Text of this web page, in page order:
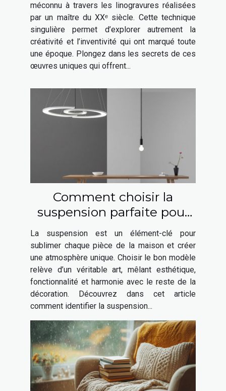
méconnu à travers les linogravures réalisées
par un maître du XXᵉ siècle. Cette technique
singulière permet d’explorer autrement la
créativité et l’inventivité qui ont marqué toute
une époque. Plongez dans les secrets de ces
œuvres uniques qui offrent...
Comment choisir la
suspension parfaite pour
chaque espace de votre
maison ?
La suspension est un élément-clé pour
sublimer chaque pièce de la maison et créer
une atmosphère unique. Choisir le bon modèle
relève d’un véritable art, mêlant esthétique,
fonctionnalité et harmonie avec le reste de la
décoration. Découvrez dans cet article
comment identifier la suspension...